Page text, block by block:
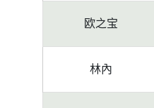
欧之宝
林內